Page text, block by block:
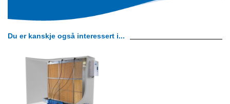
Du er kanskje også interessert i...